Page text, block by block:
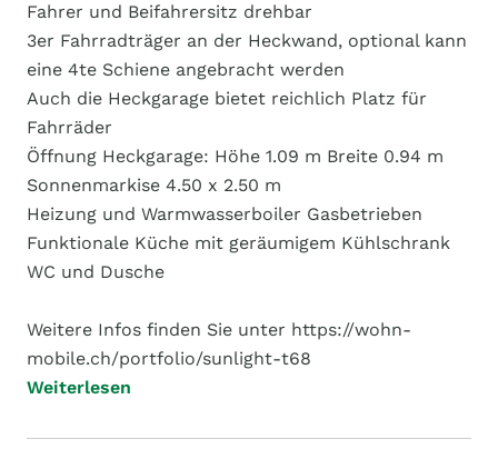
Fahrer und Beifahrersitz drehbar
3er Fahrradträger an der Heckwand, optional kann
eine 4te Schiene angebracht werden
Auch die Heckgarage bietet reichlich Platz für
Fahrräder
Öffnung Heckgarage: Höhe 1.09 m Breite 0.94 m
Sonnenmarkise 4.50 x 2.50 m
Heizung und Warmwasserboiler Gasbetrieben
Funktionale Küche mit geräumigem Kühlschrank
WC und Dusche
Weitere Infos finden Sie unter https://wohn-
mobile.ch/portfolio/sunlight-t68
Weiterlesen